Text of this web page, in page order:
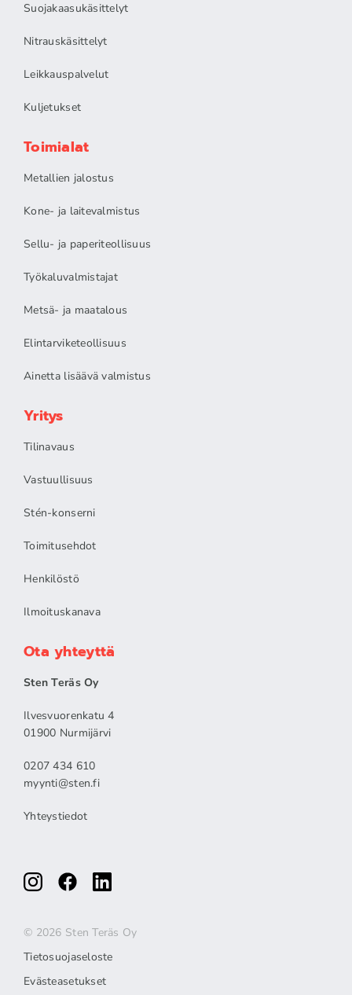
Suojakaasukäsittelyt
Nitrauskäsittelyt
Leikkauspalvelut
Kuljetukset
Toimialat
Metallien jalostus
Kone- ja laitevalmistus
Sellu- ja paperiteollisuus
Työkaluvalmistajat
Metsä- ja maatalous
Elintarviketeollisuus
Ainetta lisäävä valmistus
Yritys
Tilinavaus
Vastuullisuus
Stén-konserni
Toimitusehdot
Henkilöstö
Ilmoituskanava
Ota yhteyttä
Sten Teräs Oy
Ilvesvuorenkatu 4
01900 Nurmijärvi
0207 434 610
myynti@sten.fi
Yhteystiedot
© 2026 Sten Teräs Oy
Tietosuojaseloste
Evästeasetukset